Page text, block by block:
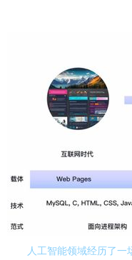
人工智能领域经历了一